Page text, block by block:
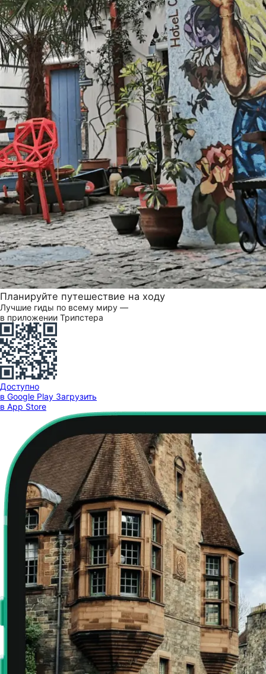
Планируйте путешествие на ходу
Лучшие гиды по всему миру —
в приложении Трипстера
Доступно
в Google Play Загрузить
в App Store